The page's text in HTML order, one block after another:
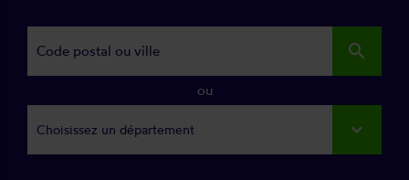
search
ou
Choisissez un département